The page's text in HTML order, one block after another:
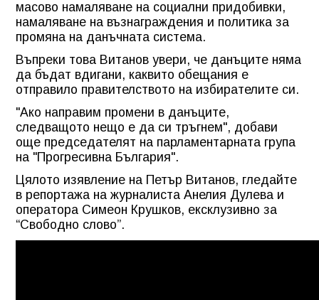
масово намаляване на социални придобивки,
намаляване на възнаграждения и политика за
промяна на данъчната система.
Въпреки това Витанов увери, че данъците няма
да бъдат вдигани, каквито обещания е
отправило правителството на избирателите си.
"Ако направим промени в данъците,
следващото нещо е да си тръгнем", добави
още председателят на парламентарната група
на "Прогресивна България".
Цялото изявление на Петър Витанов, гледайте
в репортажа на журналиста Анелия Дулева и
оператора Симеон Крушков, ексклузивно за
“Свободно слово”.